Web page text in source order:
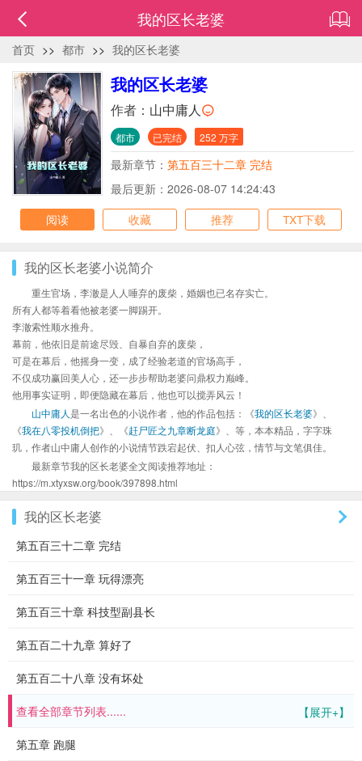
我的区长老婆
首页 >> 都市 >> 我的区长老婆
我的区长老婆
作者： 山中庸人
都市 已完结 252 万字
最新章节： 第五百三十二章 完结
最后更新：2026-08-07 14:24:43
阅读
收藏 推荐 TXT下载
我的区长老婆小说简介
重生官场，李澈是人人唾弃的废柴，婚姻也已名存实亡。
所有人都等着看他被老婆一脚踢开。
李澈索性顺水推舟。
幕前，他依旧是前途尽毁、自暴自弃的废柴，
可是在幕后，他摇身一变，成了经验老道的官场高手，
不仅成功赢回美人心，还一步步帮助老婆问鼎权力巅峰。
他用事实证明，即便隐藏在幕后，他也可以搅弄风云！
山中庸人是一名出色的小说作者，他的作品包括：《我的区长老婆》、
《我在八零投机倒把》、《赶尸匠之九章断龙庭》、等，本本精品，字字珠
玑，作者山中庸人创作的小说情节跌宕起伏、扣人心弦，情节与文笔俱佳。
最新章节我的区长老婆全文阅读推荐地址：
https://m.xtyxsw.org/book/397898.html
我的区长老婆
第五百三十二章 完结
第五百三十一章 玩得漂亮
第五百三十章 科技型副县长
第五百二十九章 算好了
第五百二十八章 没有坏处
【展开+】
查看全部章节列表......
第五章 跑腿